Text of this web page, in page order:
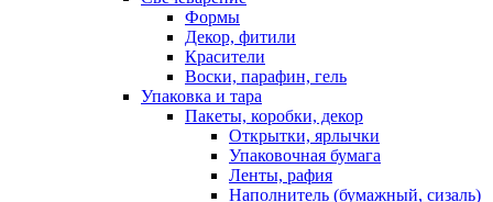
Формы
Декор, фитили
Красители
Воски, парафин, гель
Упаковка и тара
Пакеты, коробки, декор
Открытки, ярлычки
Упаковочная бумага
Ленты, рафия
Наполнитель (бумажный, сизаль)